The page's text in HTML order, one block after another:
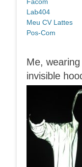
Lab404
Meu CV Lattes
Pos-Com
Me,
invisible